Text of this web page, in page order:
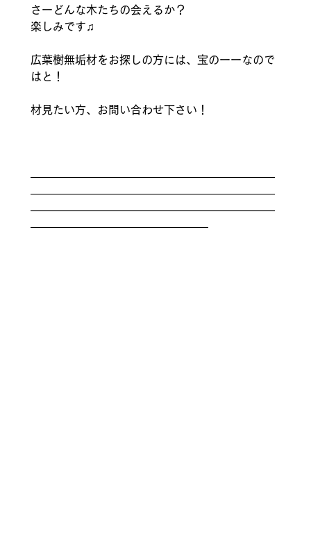
さーどんな木たちの会えるか？
楽しみです♫
広葉樹無垢材をお探しの方には、宝のーーなので
はと！
材見たい方、お問い合わせ下さい！
——————————————————————
——————————————————————
——————————————————————
————————————————